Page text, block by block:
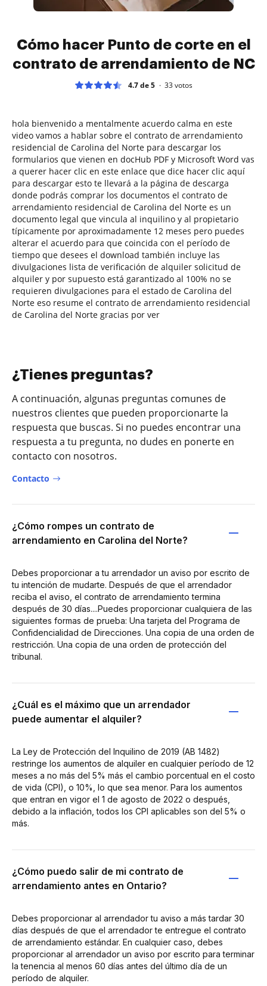
Cómo hacer Punto de corte en el
contrato de arrendamiento de NC
4.7 de 5 33votos
hola bienvenido a mentalmente acuerdo calma en este
video vamos a hablar sobre el contrato de arrendamiento
residencial de Carolina del Norte para descargar los
formularios que vienen en docHub PDF y Microsoft Word vas
a querer hacer clic en este enlace que dice hacer clic aquí
para descargar esto te llevará a la página de descarga
donde podrás comprar los documentos el contrato de
arrendamiento residencial de Carolina del Norte es un
documento legal que vincula al inquilino y al propietario
típicamente por aproximadamente 12 meses pero puedes
alterar el acuerdo para que coincida con el período de
tiempo que desees el download también incluye las
divulgaciones lista de verificación de alquiler solicitud de
alquiler y por supuesto está garantizado al 100% no se
requieren divulgaciones para el estado de Carolina del
Norte eso resume el contrato de arrendamiento residencial
de Carolina del Norte gracias por ver
¿Tienes preguntas?
A continuación, algunas preguntas comunes de
nuestros clientes que pueden proporcionarte la
respuesta que buscas. Si no puedes encontrar una
respuesta a tu pregunta, no dudes en ponerte en
contacto con nosotros.
Contacto
¿Cómo rompes un contrato de
arrendamiento en Carolina del Norte?
Debes proporcionar a tu arrendador un aviso por escrito de
tu intención de mudarte. Después de que el arrendador
reciba el aviso, el contrato de arrendamiento termina
después de 30 días....Puedes proporcionar cualquiera de las
siguientes formas de prueba: Una tarjeta del Programa de
Confidencialidad de Direcciones. Una copia de una orden de
restricción. Una copia de una orden de protección del
tribunal.
¿Cuál es el máximo que un arrendador
puede aumentar el alquiler?
La Ley de Protección del Inquilino de 2019 (AB 1482)
restringe los aumentos de alquiler en cualquier período de 12
meses a no más del 5% más el cambio porcentual en el costo
de vida (CPI), o 10%, lo que sea menor. Para los aumentos
que entran en vigor el 1 de agosto de 2022 o después,
debido a la inflación, todos los CPI aplicables son del 5% o
más.
¿Cómo puedo salir de mi contrato de
arrendamiento antes en Ontario?
Debes proporcionar al arrendador tu aviso a más tardar 30
días después de que el arrendador te entregue el contrato
de arrendamiento estándar. En cualquier caso, debes
proporcionar al arrendador un aviso por escrito para terminar
la tenencia al menos 60 días antes del último día de un
período de alquiler.